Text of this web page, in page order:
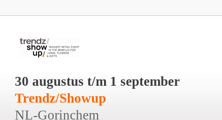
30 augustus t/m 1 september
Trendz/Showup
NL-Gorinchem